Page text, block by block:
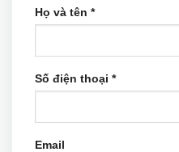
Họ và tên *
Số điện thoại *
Email